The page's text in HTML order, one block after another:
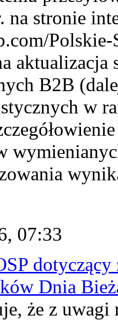
na stronie
Polskie-
aktualizacja
B2B
w
07:33
dotyczący
Dnia
że z uwagi